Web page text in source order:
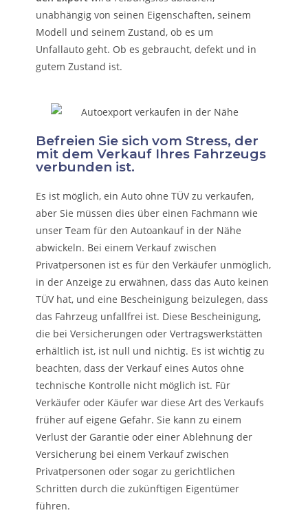
unabhängig von seinen Eigenschaften, seinem
Modell und seinem Zustand, ob es um
Unfallauto geht. Ob es gebraucht, defekt und in
gutem Zustand ist.
Befreien Sie sich vom Stress, der
mit dem Verkauf Ihres Fahrzeugs
verbunden ist.
Es ist möglich, ein Auto ohne TÜV zu verkaufen,
aber Sie müssen dies über einen Fachmann wie
unser Team für den Autoankauf in der Nähe
abwickeln. Bei einem Verkauf zwischen
Privatpersonen ist es für den Verkäufer unmöglich,
in der Anzeige zu erwähnen, dass das Auto keinen
TÜV hat, und eine Bescheinigung beizulegen, dass
das Fahrzeug unfallfrei ist. Diese Bescheinigung,
die bei Versicherungen oder Vertragswerkstätten
erhältlich ist, ist null und nichtig. Es ist wichtig zu
beachten, dass der Verkauf eines Autos ohne
technische Kontrolle nicht möglich ist. Für
Verkäufer oder Käufer war diese Art des Verkaufs
früher auf eigene Gefahr. Sie kann zu einem
Verlust der Garantie oder einer Ablehnung der
Versicherung bei einem Verkauf zwischen
Privatpersonen oder sogar zu gerichtlichen
Schritten durch die zukünftigen Eigentümer
führen.